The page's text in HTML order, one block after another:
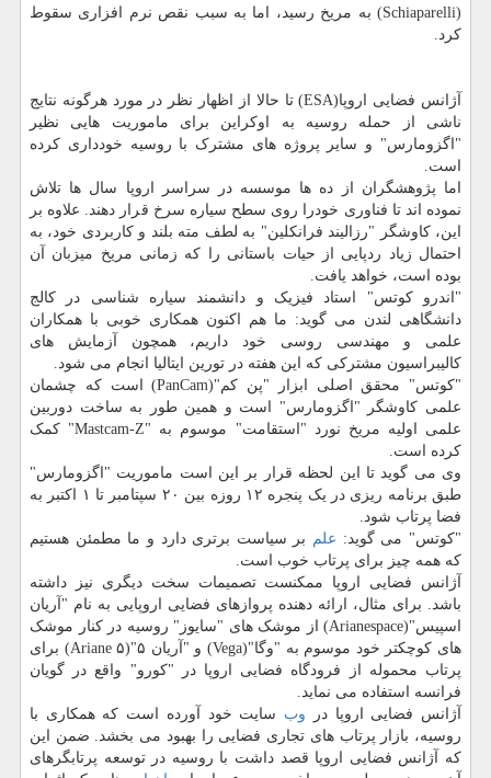
(Schiaparelli) به مریخ رسید، اما به سبب نقص نرم افزاری سقوط
کرد.
آژانس فضایی اروپا(ESA) تا حالا از اظهار نظر در مورد هرگونه نتایج
ناشی از حمله روسیه به اوکراین برای ماموریت هایی نظیر
"اگزومارس" و سایر پروژه های مشترک با روسیه خودداری کرده
است.
اما پژوهشگران از ده ها موسسه در سراسر اروپا سال ها تلاش
نموده اند تا فناوری خودرا روی سطح سیاره سرخ قرار دهند. علاوه بر
این، کاوشگر "رزالیند فرانکلین" به لطف مته بلند و کاربردی خود، به
احتمال زیاد ردپایی از حیات باستانی را که زمانی مریخ میزبان آن
بوده است، خواهد یافت.
"اندرو کوتس" استاد فیزیک و دانشمند سیاره شناسی در کالج
دانشگاهی لندن می گوید: ما هم اکنون همکاری خوبی با همکاران
علمی و مهندسی روسی خود داریم، همچون آزمایش های
کالیبراسیون مشترکی که این هفته در تورین ایتالیا انجام می شود.
"کوتس" محقق اصلی ابزار "پن کم"(PanCam) است که چشمان
علمی کاوشگر "اگزومارس" است و همین طور به ساخت دوربین
علمی اولیه مریخ نورد "استقامت" موسوم به "Mastcam-Z" کمک
کرده است.
وی می گوید تا این لحظه قرار بر این است ماموریت "اگزومارس"
طبق برنامه ریزی در یک پنجره ۱۲ روزه بین ۲۰ سپتامبر تا ۱ اکتبر به
فضا پرتاب شود.
"کوتس" می گوید: علم بر سیاست برتری دارد و ما مطمئن هستیم
که همه چیز برای پرتاب خوب است.
آژانس فضایی اروپا ممکنست تصمیمات سخت دیگری نیز داشته
باشد. برای مثال، ارائه دهنده پروازهای فضایی اروپایی به نام "آریان
اسپیس"(Arianespace) از موشک های "سایوز" روسیه در کنار موشک
های کوچکتر خود موسوم به "وگا"(Vega) و "آریان ۵"(Ariane ۵) برای
پرتاب محموله از فرودگاه فضایی اروپا در "کورو" واقع در گویان
فرانسه استفاده می نماید.
آژانس فضایی اروپا در وب سایت خود آورده است که همکاری با
روسیه، بازار پرتاب های تجاری فضایی را بهبود می بخشد. ضمن این
که آژانس فضایی اروپا قصد داشت با روسیه در توسعه پرتابگرهای